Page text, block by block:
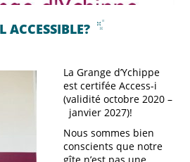
ACCESSIBLE?
La Grange d’Ychippe
est certifée Access-i
(validité octobre 2020 –
janvier 2027)!
Nous sommes bien
conscients que notre